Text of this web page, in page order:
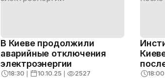
В Киеве продолжили
аварийные отключения
электроэнергии
18:30 ❘ 10.10.25 ❘ 2527 18:00